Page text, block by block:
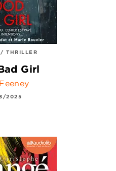
THRILLER
Girl
2025